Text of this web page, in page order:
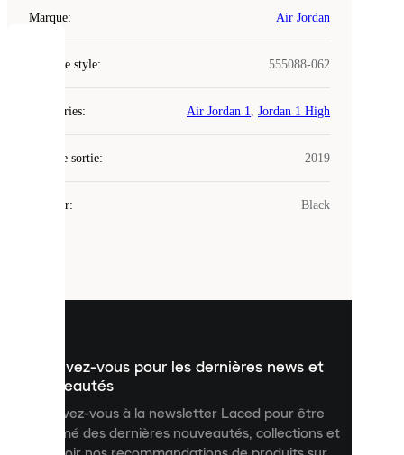
Marque: Air Jordan
Code de style: 555088-062
Catégories: Air Jordan 1, Jordan 1 High
Date de sortie: 2019
Couleur: Black
Inscrivez-vous pour les dernières news et
nouveautés
Inscrivez-vous à la newsletter Laced pour être
informé des dernières nouveautés, collections et
COOKIES
Laced
cookies.
contenu
personnalisé
améliorer
votre
expérience